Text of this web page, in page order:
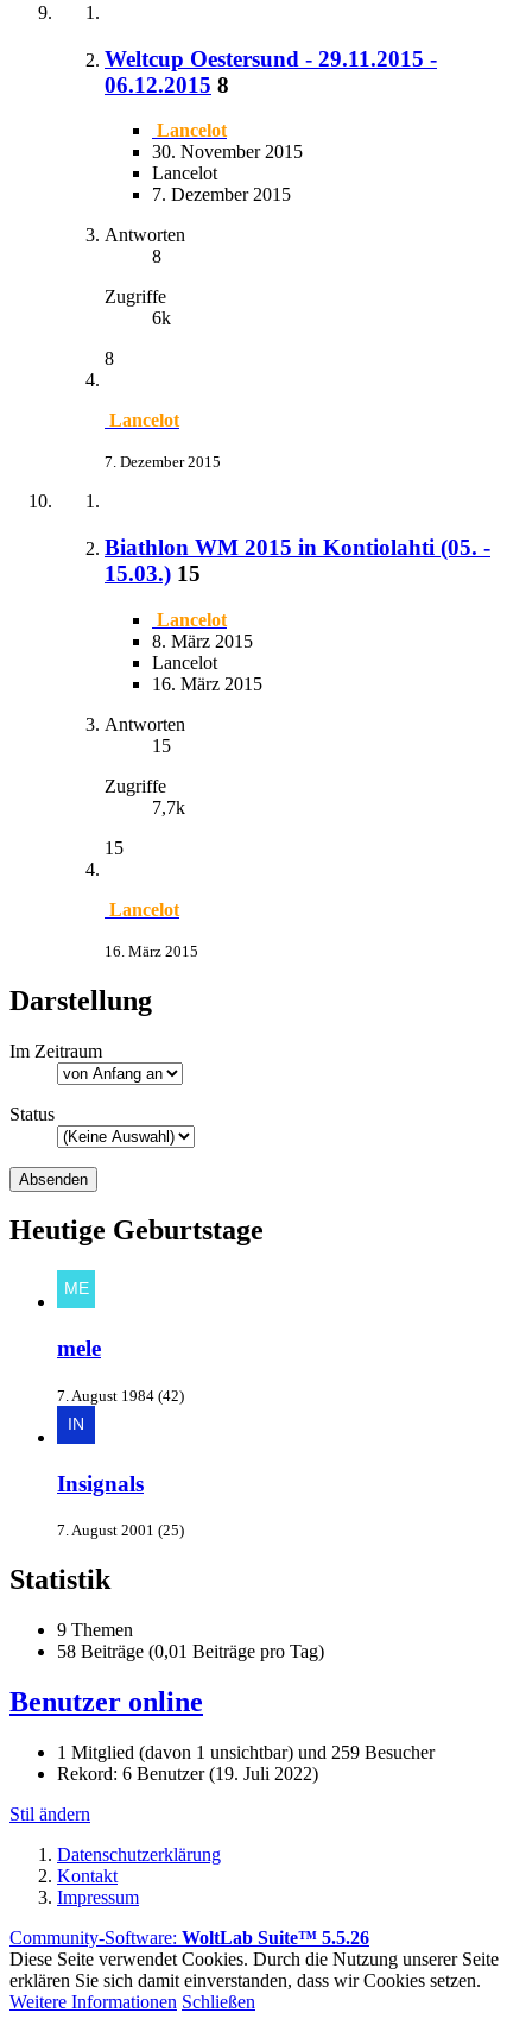
Weltcup Oestersund - 29.11.2015 -
06.12.2015 8
Lancelot
30. November 2015
Lancelot
7. Dezember 2015
Antworten
8
Zugriffe
6k
8
Lancelot
7. Dezember 2015
Biathlon WM 2015 in Kontiolahti (05. -
15.03.) 15
Lancelot
8. März 2015
Lancelot
16. März 2015
Antworten
15
Zugriffe
7,7k
15
Lancelot
16. März 2015
Darstellung
Im Zeitraum
Status
Heutige Geburtstage
mele
7. August 1984 (42)
Insignals
7. August 2001 (25)
Statistik
9 Themen
58 Beiträge (0,01 Beiträge pro Tag)
Benutzer online
1 Mitglied (davon 1 unsichtbar) und 259 Besucher
Rekord: 6 Benutzer (19. Juli 2022)
Stil ändern
Datenschutzerklärung
Kontakt
Impressum
Community-Software: WoltLab Suite™ 5.5.26
Diese Seite verwendet Cookies. Durch die Nutzung unserer Seite
erklären Sie sich damit einverstanden, dass wir Cookies setzen.
Weitere Informationen Schließen